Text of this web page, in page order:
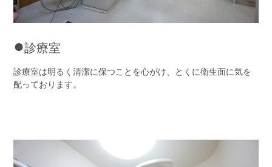
●診療室
診療室は明るく清潔に保つことを心がけ、とくに衛生面に気を
配っております。